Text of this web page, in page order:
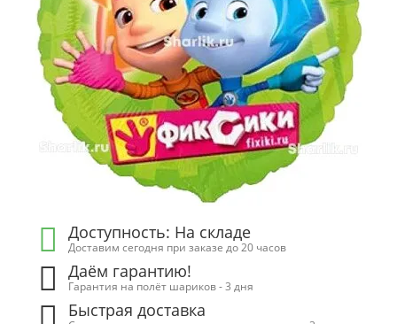
Доступность: На складе
Доставим сегодня при заказе до 20 часов
Даём гарантию!
Гарантия на полёт шариков - 3 дня
Быстрая доставка